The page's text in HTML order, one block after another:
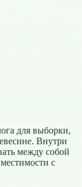
для выборки,
Внутри
между собой
с